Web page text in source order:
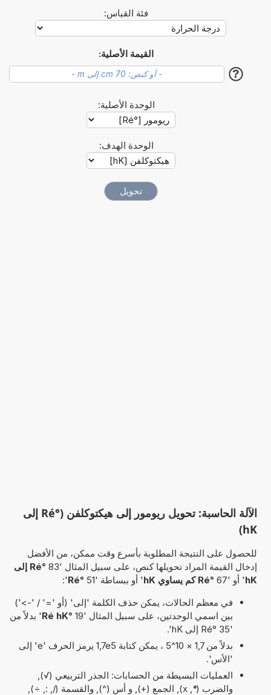
فئة القياس:
القيمة الأصلية:
?
الوحدة الأصلية:
الوحدة الهدف:
الآلة الحاسبة: تحويل ريومور إلى هيكتوكلفن (°Ré إلى
hK)
للحصول على النتيجة المطلوبة بأسرع وقت ممكن، من الأفضل
إدخال القيمة المراد تحويلها كنص، على سبيل المثال '83
°Ré إلى
hK' أو '67 °Ré كم يساوي hK ' أو ببساطة '51 °Ré
':
في معظم الحالات، يمكن حذف الكلمة 'إلى' (أو '=' / '->')
بين اسمي الوحدتين، على سبيل المثال '19
°Ré hK
' بدلاً من
'35 °Ré إلى hK'.
بدلاً من 1,7 × 10^5 ، يمكن كتابة 1,7e5 يرمز الحرف 'e' إلى
'الأس'.
العمليات البسيطة من الحسابات: الجذر التربيعي (√),
والضرب (*, x), الجمع (+), و أس (^), والقسمة (/, :, ÷),